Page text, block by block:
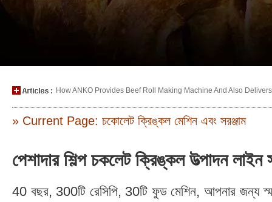
How ANKO Provides Beef Roll Making Machine And Also
» Current Page: চকোলেট ক্রিঙ্কল মেশিন এবং সরঞ্জাম
পেশাদার শিল্প চকলেট ক্রিঙ্কল উত্পাদন
40 বছর, 300টি রেসিপি, 30টি ফুড মেশিন, আপনার জন্য